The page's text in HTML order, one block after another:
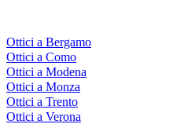
Ottici a Bergamo
Ottici a Como
Ottici a Modena
Ottici a Monza
Ottici a Trento
Ottici a Verona